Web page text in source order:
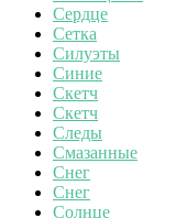
Сердце
Сетка
Силуэты
Синие
Скетч
Скетч
Следы
Смазанные
Снег
Снег
Солнце